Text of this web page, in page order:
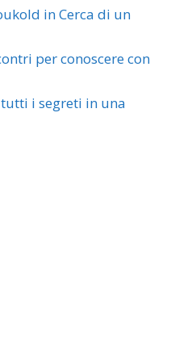
in Cerca di un
per conoscere con
i segreti in una